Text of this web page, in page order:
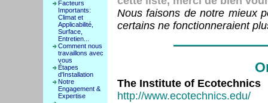
Facteurs
Importants:
Climat et
Applicabilité,
Surface,
Entretien...
Comment nous
travaillons avec
vous
Étapes
d'Installation
Notre
Engagement &
Expertise
Nous faisons de notre mieux
certains ne fonctionneraient
The Institute of Ecotechnics
http://www.ecotechnics.edu/